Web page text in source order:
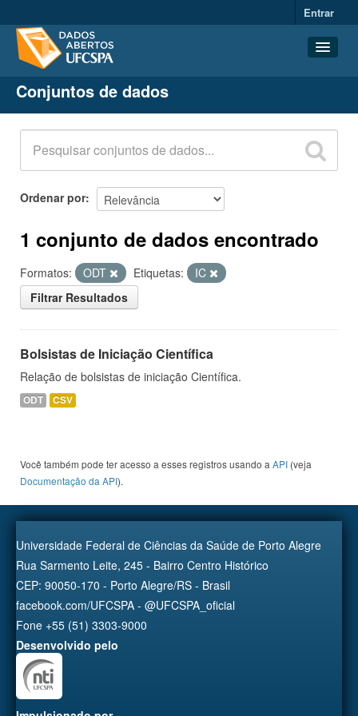
Entrar
Conjuntos de dados
Organizações
Grupos
Sobre
Conjuntos de dados
Ordenar por
1 conjunto de dados encontrado
Formatos: ODT Etiquetas:
IC
Filtrar Resultados
Bolsistas de Iniciação Científica
Relação de bolsistas de iniciação Científica.
ODT CSV
Você também pode ter acesso a esses registros usando a API (veja
Documentação da API).
Universidade Federal de Ciências da Saúde de Porto Alegre
Rua Sarmento Leite, 245 - Bairro Centro Histórico
CEP: 90050-170 - Porto Alegre/RS - Brasil
facebook.com/UFCSPA - @UFCSPA_oficial
Fone +55 (51) 3303-9000
Desenvolvido pelo